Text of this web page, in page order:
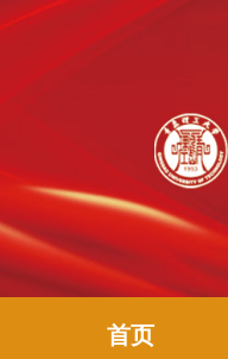
首页